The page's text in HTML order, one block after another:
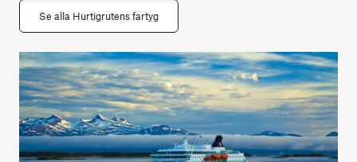
Se alla Hurtigrutens fartyg